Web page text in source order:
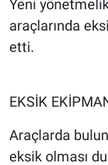
Yeni
araçlarında
etti.
EKSİK
Araçlarda
eksik olması